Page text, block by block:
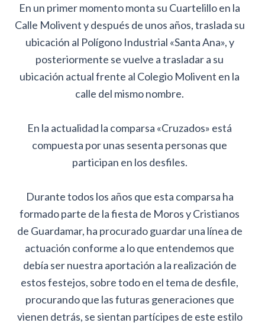
En un primer momento monta su Cuartelillo en la
Calle Molivent y después de unos años, traslada su
ubicación al Polígono Industrial «Santa Ana», y
posteriormente se vuelve a trasladar a su
ubicación actual frente al Colegio Molivent en la
calle del mismo nombre.
En la actualidad la comparsa «Cruzados» está
compuesta por unas sesenta personas que
participan en los desfiles.
Durante todos los años que esta comparsa ha
formado parte de la fiesta de Moros y Cristianos
de Guardamar, ha procurado guardar una línea de
actuación conforme a lo que entendemos que
debía ser nuestra aportación a la realización de
estos festejos, sobre todo en el tema de desfile,
procurando que las futuras generaciones que
vienen detrás, se sientan partícipes de este estilo